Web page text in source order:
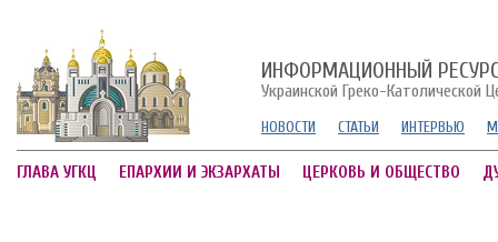
ИНФОРМАЦИОННЫЙ
Украинской Греко-Католической
НОВОСТИ СТАТЬИ ИНТЕРВЬЮ
ГЛАВА УГКЦ ЕПАРХИИ И ЭКЗАРХАТЫ ЦЕРКОВЬ И ОБЩЕСТВО